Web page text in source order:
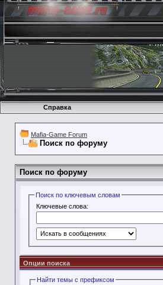
Справка
Mafia-Game Forum
Поиск по форуму
Поиск по форуму
Поиск по ключевым словам
Ключевые слова:
Опции поиска
Найти темы с префиксом